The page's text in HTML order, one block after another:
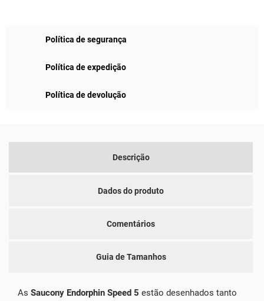
Política de segurança
Política de expedição
Política de devolução
Descrição
Dados do produto
Comentários
Guia de Tamanhos
As Saucony Endorphin Speed 5 estão desenhados tanto